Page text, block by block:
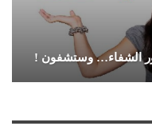
الشفاء… وستشفون !